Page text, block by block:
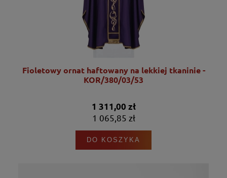
Fioletowy ornat haftowany na lekkiej tkaninie -
KOR/380/03/53
1 311,00 zł
1 065,85 zł
DO KOSZYKA